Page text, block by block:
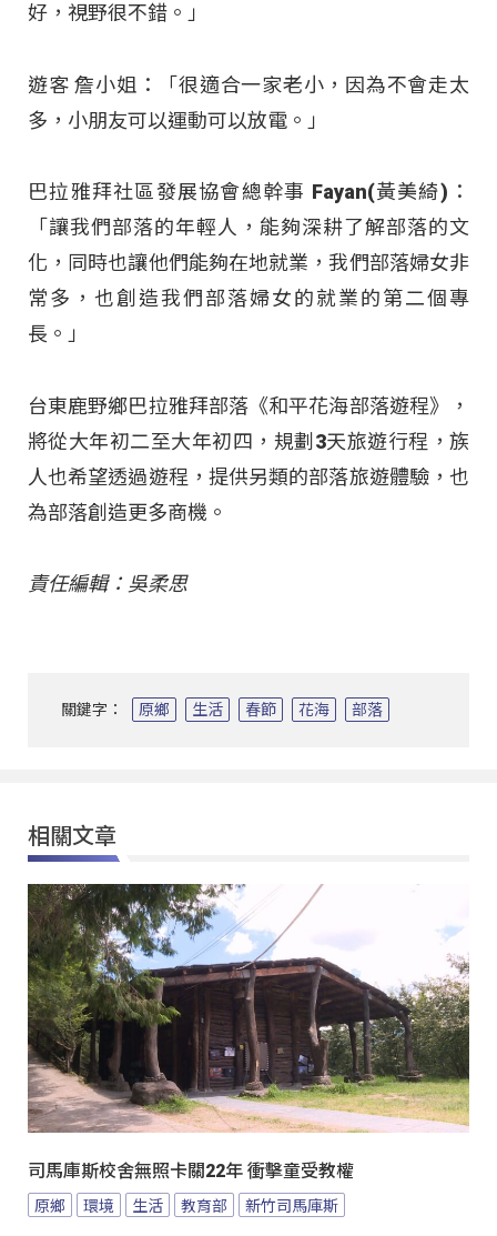
好，視野很不錯。」
遊客 詹小姐：「很適合一家老小，因為不會走太
多，小朋友可以運動可以放電。」
巴拉雅拜社區發展協會總幹事 Fayan(黃美綺)：
「讓我們部落的年輕人，能夠深耕了解部落的文
化，同時也讓他們能夠在地就業，我們部落婦女非
常多，也創造我們部落婦女的就業的第二個專
長。」
台東鹿野鄉巴拉雅拜部落《和平花海部落遊程》，
將從大年初二至大年初四，規劃3天旅遊行程，族
人也希望透過遊程，提供另類的部落旅遊體驗，也
為部落創造更多商機。
責任編輯：吳柔思
關鍵字： 原鄉 生活 春節 花海 部落
相關文章
司馬庫斯校舍無照卡關22年 衝擊童受教權
原鄉 環境 生活 教育部 新竹司馬庫斯